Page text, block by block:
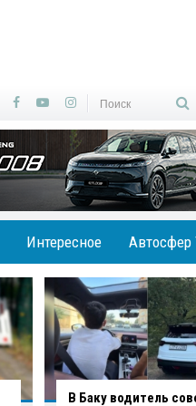
Интересное Автосфер
В Агджабединском